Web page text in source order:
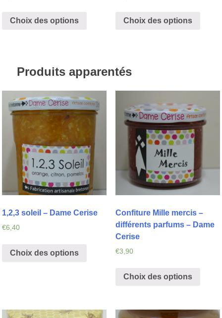
Choix des options Choix des options
Produits apparentés
1,2,3 soleil – Dame Cerise
€6,40
Choix des options
Confiture Mille mercis –
différents parfums – Dame
Cerise
€3,90
Choix des options